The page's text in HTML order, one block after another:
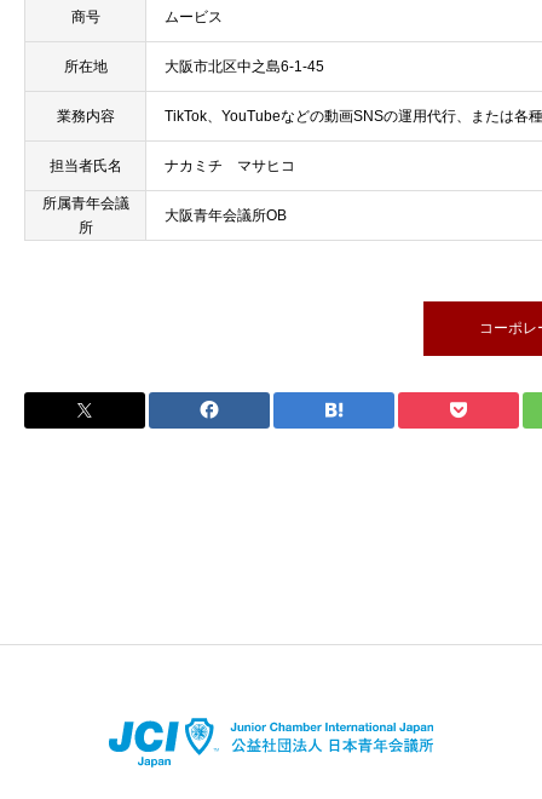
商号 ムービス
所在地 大阪市北区中之島6-1-45
業務内容 TikTok、YouTubeなどの動画SNSの運用代行、または各
担当者氏名 ナカミチ マサヒコ
所属青年会議
所
大阪青年会議所OB
コーポ